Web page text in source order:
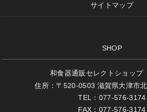
サイトマップ
SHOP
和食器通販セレクトショップ
住所：〒520-0503 滋賀県大津市
TEL：077-576-3174
FAX：077-576-3174